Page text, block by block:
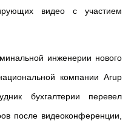
видео с участием
инженерии нового
компании Arup
бухгалтерии перевел
после видеоконференции,